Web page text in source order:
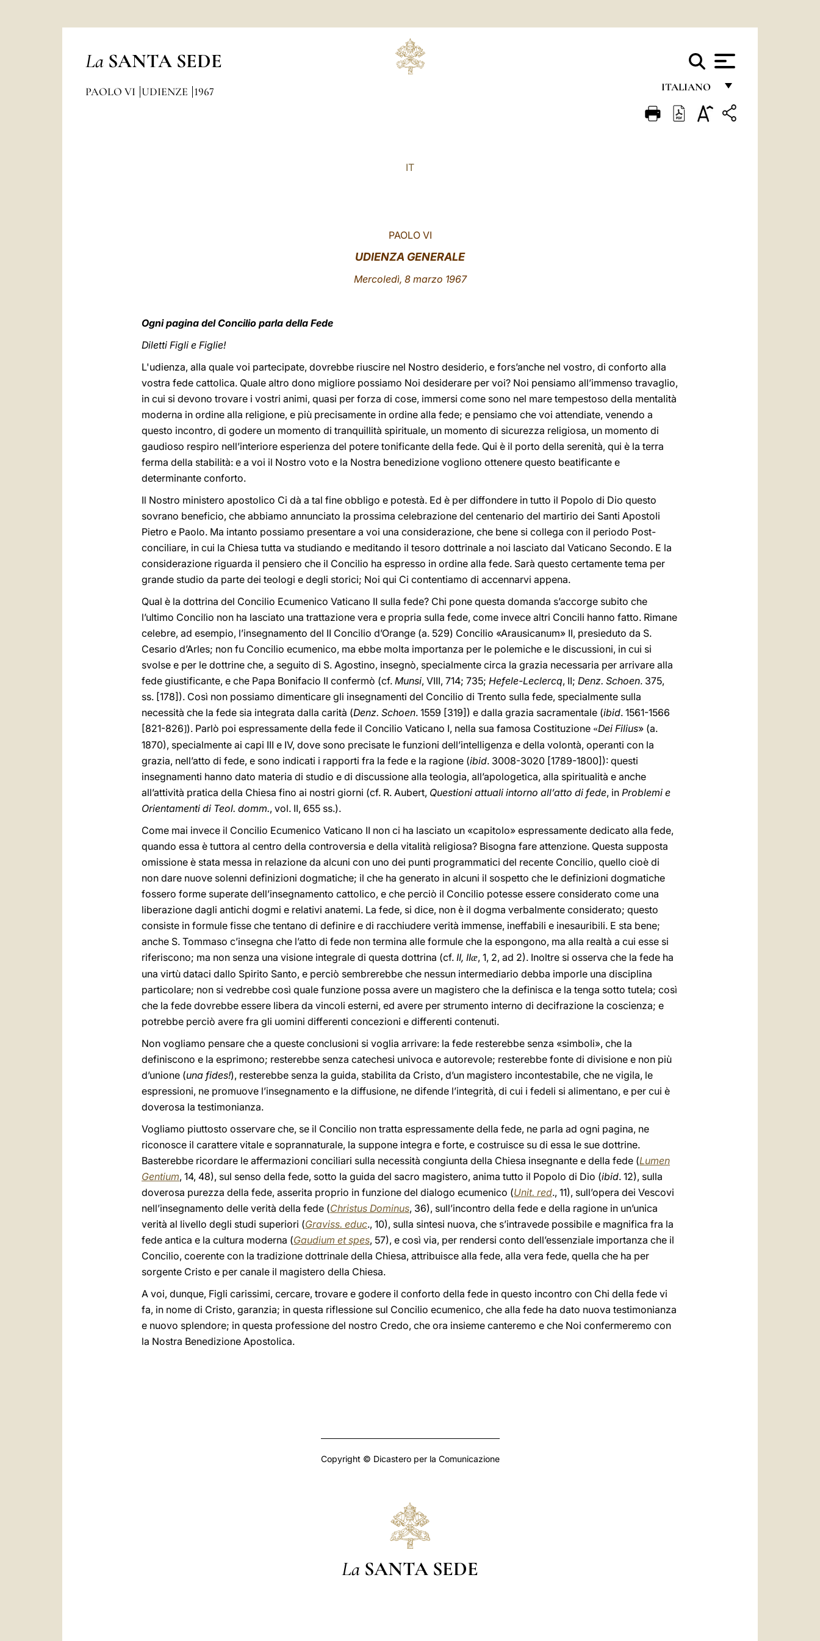
La SANTA SEDE
ITALIANO
FRANÇAIS
PAOLO VI UDIENZE 1967
IT
PAOLO VI
UDIENZA GENERALE
Mercoledì, 8 marzo 1967
Ogni pagina del Concilio parla della Fede
Diletti Figli e Figlie!
L'udienza, alla quale voi partecipate, dovrebbe riuscire nel Nostro desiderio, e fors’anche nel vostro, di conforto alla
vostra fede cattolica. Quale altro dono migliore possiamo Noi desiderare per voi? Noi pensiamo all’immenso travaglio,
in cui si devono trovare i vostri animi, quasi per forza di cose, immersi come sono nel mare tempestoso della mentalità
moderna in ordine alla religione, e più precisamente in ordine alla fede; e pensiamo che voi attendiate, venendo a
questo incontro, di godere un momento di tranquillità spirituale, un momento di sicurezza religiosa, un momento di
gaudioso respiro nell’interiore esperienza del potere tonificante della fede. Qui è il porto della serenità, qui è la terra
ferma della stabilità: e a voi il Nostro voto e la Nostra benedizione vogliono ottenere questo beatificante e
determinante conforto.
Il Nostro ministero apostolico Ci dà a tal fine obbligo e potestà. Ed è per diffondere in tutto il Popolo di Dio questo
sovrano beneficio, che abbiamo annunciato la prossima celebrazione del centenario del martirio dei Santi Apostoli
Pietro e Paolo. Ma intanto possiamo presentare a voi una considerazione, che bene si collega con il periodo Post-
conciliare, in cui la Chiesa tutta va studiando e meditando il tesoro dottrinale a noi lasciato dal Vaticano Secondo. E la
considerazione riguarda il pensiero che il Concilio ha espresso in ordine alla fede. Sarà questo certamente tema per
grande studio da parte dei teologi e degli storici; Noi qui Ci contentiamo di accennarvi appena.
Qual è la dottrina del Concilio Ecumenico Vaticano II sulla fede? Chi pone questa domanda s’accorge subito che
l’ultimo Concilio non ha lasciato una trattazione vera e propria sulla fede, come invece altri Concili hanno fatto. Rimane
celebre, ad esempio, l’insegnamento del II Concilio d’Orange (a. 529) Concilio «Arausicanum» II, presieduto da S.
Cesario d’Arles; non fu Concilio ecumenico, ma ebbe molta importanza per le polemiche e le discussioni, in cui si
svolse e per le dottrine che, a seguito di S. Agostino, insegnò, specialmente circa la grazia necessaria per arrivare alla
fede giustificante, e che Papa Bonifacio II confermò (cf. Munsi, VIII, 714; 735; Hefele-Leclercq, II; Denz. Schoen. 375,
ss. [178]). Così non possiamo dimenticare gli insegnamenti del Concilio di Trento sulla fede, specialmente sulla
necessità che la fede sia integrata dalla carità (Denz. Schoen. 1559 [319]) e dalla grazia sacramentale (ibid. 1561-1566
[821-826]). Parlò poi espressamente della fede il Concilio Vaticano I, nella sua famosa Costituzione «Dei Filius» (a.
1870), specialmente ai capi III e IV, dove sono precisate le funzioni dell’intelligenza e della volontà, operanti con la
grazia, nell’atto di fede, e sono indicati i rapporti fra la fede e la ragione (ibid. 3008-3020 [1789-1800]): questi
insegnamenti hanno dato materia di studio e di discussione alla teologia, all’apologetica, alla spiritualità e anche
all’attività pratica della Chiesa fino ai nostri giorni (cf. R. Aubert, Questioni attuali intorno all’atto di fede, in Problemi e
Orientamenti di Teol. domm., vol. II, 655 ss.).
Come mai invece il Concilio Ecumenico Vaticano II non ci ha lasciato un «capitolo» espressamente dedicato alla fede,
quando essa è tuttora al centro della controversia e della vitalità religiosa? Bisogna fare attenzione. Questa supposta
omissione è stata messa in relazione da alcuni con uno dei punti programmatici del recente Concilio, quello cioè di
non dare nuove solenni definizioni dogmatiche; il che ha generato in alcuni il sospetto che le definizioni dogmatiche
fossero forme superate dell’insegnamento cattolico, e che perciò il Concilio potesse essere considerato come una
liberazione dagli antichi dogmi e relativi anatemi. La fede, si dice, non è il dogma verbalmente considerato; questo
consiste in formule fisse che tentano di definire e di racchiudere verità immense, ineffabili e inesauribili. E sta bene;
anche S. Tommaso c’insegna che l’atto di fede non termina alle formule che la espongono, ma alla realtà a cui esse si
riferiscono; ma non senza una visione integrale di questa dottrina (cf. II, IIæ, 1, 2, ad 2). Inoltre si osserva che la fede ha
una virtù dataci dallo Spirito Santo, e perciò sembrerebbe che nessun intermediario debba imporle una disciplina
particolare; non si vedrebbe così quale funzione possa avere un magistero che la definisca e la tenga sotto tutela; così
che la fede dovrebbe essere libera da vincoli esterni, ed avere per strumento interno di decifrazione la coscienza; e
potrebbe perciò avere fra gli uomini differenti concezioni e differenti contenuti.
Non vogliamo pensare che a queste conclusioni si voglia arrivare: la fede resterebbe senza «simboli», che la
definiscono e la esprimono; resterebbe senza catechesi univoca e autorevole; resterebbe fonte di divisione e non più
d’unione (una fides!), resterebbe senza la guida, stabilita da Cristo, d’un magistero incontestabile, che ne vigila, le
espressioni, ne promuove l’insegnamento e la diffusione, ne difende l’integrità, di cui i fedeli si alimentano, e per cui è
doverosa la testimonianza.
Vogliamo piuttosto osservare che, se il Concilio non tratta espressamente della fede, ne parla ad ogni pagina, ne
riconosce il carattere vitale e soprannaturale, la suppone integra e forte, e costruisce su di essa le sue dottrine.
Basterebbe ricordare le affermazioni conciliari sulla necessità congiunta della Chiesa insegnante e della fede (Lumen
Gentium, 14, 48), sul senso della fede, sotto la guida del sacro magistero, anima tutto il Popolo di Dio (ibid. 12), sulla
doverosa purezza della fede, asserita proprio in funzione del dialogo ecumenico (Unit. red., 11), sull’opera dei Vescovi
nell’insegnamento delle verità della fede (Christus Dominus, 36), sull’incontro della fede e della ragione in un’unica
verità al livello degli studi superiori (Graviss. educ., 10), sulla sintesi nuova, che s’intravede possibile e magnifica fra la
fede antica e la cultura moderna (Gaudium et spes, 57), e così via, per rendersi conto dell’essenziale importanza che il
Concilio, coerente con la tradizione dottrinale della Chiesa, attribuisce alla fede, alla vera fede, quella che ha per
sorgente Cristo e per canale il magistero della Chiesa.
A voi, dunque, Figli carissimi, cercare, trovare e godere il conforto della fede in questo incontro con Chi della fede vi
fa, in nome di Cristo, garanzia; in questa riflessione sul Concilio ecumenico, che alla fede ha dato nuova testimonianza
e nuovo splendore; in questa professione del nostro Credo, che ora insieme canteremo e che Noi confermeremo con
la Nostra Benedizione Apostolica.
Copyright © Dicastero per la Comunicazione
La SANTA SEDE